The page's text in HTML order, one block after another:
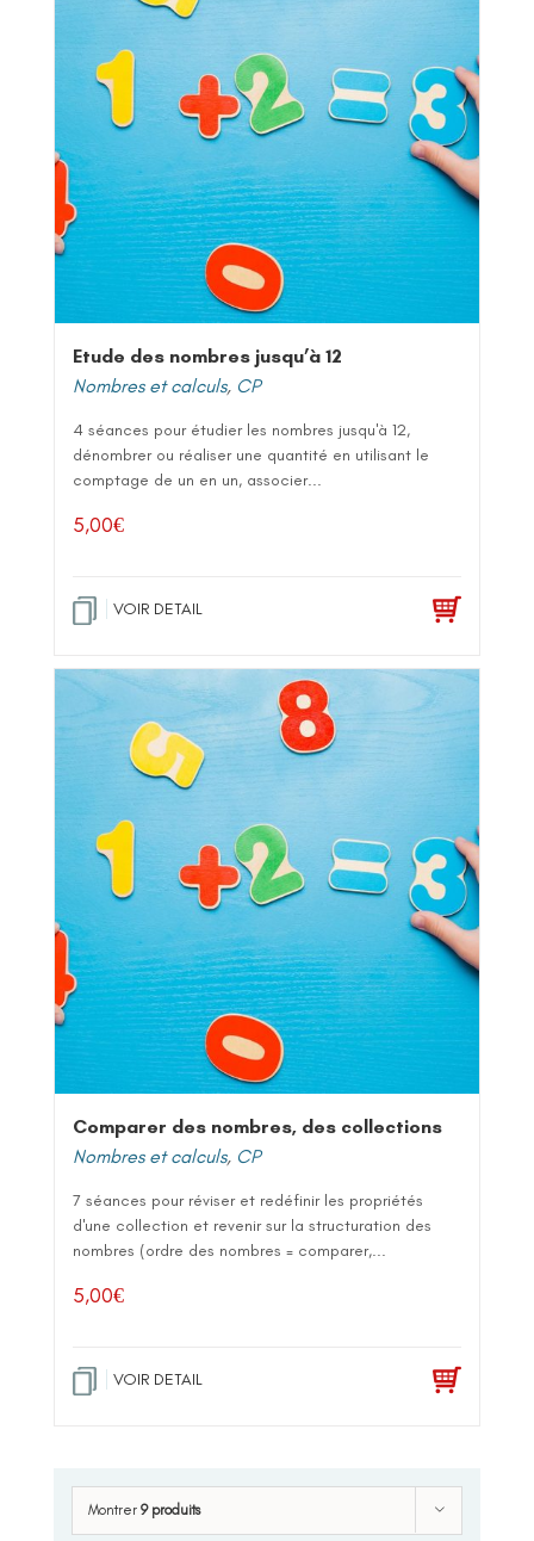
Etude des nombres jusqu’à 12
Nombres et calculs, CP
4 séances pour étudier les nombres jusqu'à 12,
dénombrer ou réaliser une quantité en utilisant le
comptage de un en un, associer...
5,00€
VOIR DETAIL
Comparer des nombres, des collections
Nombres et calculs, CP
7 séances pour réviser et redéfinir les propriétés
d'une collection et revenir sur la structuration des
nombres (ordre des nombres = comparer,...
5,00€
VOIR DETAIL
Montrer 9 produits